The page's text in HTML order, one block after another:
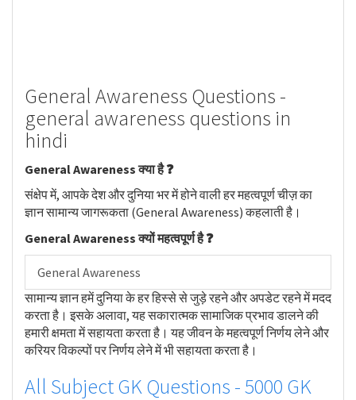
General Awareness Questions -
general awareness questions in
hindi
General Awareness क्या है ❓
संक्षेप में, आपके देश और दुनिया भर में होने वाली हर महत्वपूर्ण चीज़ का
ज्ञान सामान्य जागरूकता (General Awareness) कहलाती है।
General Awareness क्यों महत्वपूर्ण है ❓
General Awareness
सामान्य ज्ञान हमें दुनिया के हर हिस्से से जुड़े रहने और अपडेट रहने में मदद
करता है। इसके अलावा, यह सकारात्मक सामाजिक प्रभाव डालने की
हमारी क्षमता में सहायता करता है। यह जीवन के महत्वपूर्ण निर्णय लेने और
करियर विकल्पों पर निर्णय लेने में भी सहायता करता है।
All Subject GK Questions - 5000 GK